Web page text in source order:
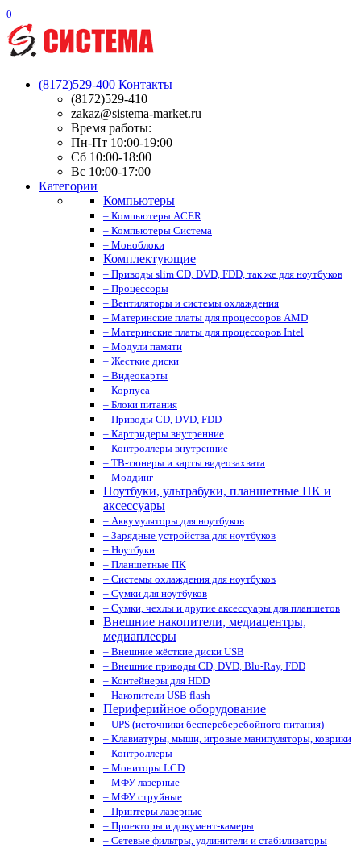
0
(8172)529-400 Контакты
(8172)529-410
zakaz@sistema-market.ru
Время работы:
Пн-Пт 10:00-19:00
Сб 10:00-18:00
Вс 10:00-17:00
Категории
Компьютеры
– Компьютеры ACER
– Компьютеры Система
– Моноблоки
Комплектующие
– Приводы slim CD, DVD, FDD, так же для ноутбуков
– Процессоры
– Вентиляторы и системы охлаждения
– Материнские платы для процессоров AMD
– Материнские платы для процессоров Intel
– Модули памяти
– Жесткие диски
– Видеокарты
– Корпуса
– Блоки питания
– Приводы CD, DVD, FDD
– Картридеры внутренние
– Контроллеры внутренние
– ТВ-тюнеры и карты видеозахвата
– Моддинг
Ноутбуки, ультрабуки, планшетные ПК и
аксессуары
– Аккумуляторы для ноутбуков
– Зарядные устройства для ноутбуков
– Ноутбуки
– Планшетные ПК
– Системы охлаждения для ноутбуков
– Сумки для ноутбуков
– Сумки, чехлы и другие аксессуары для планшетов
Внешние накопители, медиацентры,
медиаплееры
– Внешние жёсткие диски USB
– Внешние приводы CD, DVD, Blu-Ray, FDD
– Контейнеры для HDD
– Накопители USB flash
Периферийное оборудование
– UPS (источники беспереберебойного питания)
– Клавиатуры, мыши, игровые манипуляторы, коврики
– Контроллеры
– Мониторы LCD
– МФУ лазерные
– МФУ струйные
– Принтеры лазерные
– Проекторы и документ-камеры
– Сетевые фильтры, удлинители и стабилизаторы